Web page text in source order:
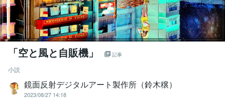
「空と風と自販機」 記事
小説
鏡面反射デジタルアート製作所（鈴木穣）
2023/08/27 14:18